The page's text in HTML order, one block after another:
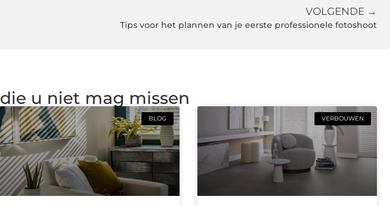
VOLGENDE →
Tips voor het plannen van je eerste professionele fotoshoot
die u niet mag missen
BLOG VERBOUWEN